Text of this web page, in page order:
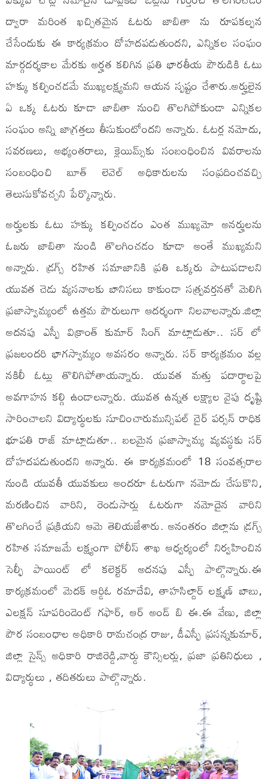
ద్వారా మరింత ఖచ్చితమైన ఓటరు జాబితా ను రూప‌క‌ల్ప‌న
చేసేందుకు ఈ కార్యక్రమం దోహదపడుతుందని, ఎన్నికల సంఘం
మార్గదర్శకాల మేరకు అర్హత కలిగిన ప్రతి భారతీయ పౌరుడికి ఓటు
హక్కు కల్పించడమే ముఖ్య‌ల‌క్ష్య‌మ‌ని ఆయ‌న స్పష్టం చేశారు.అర్హులైన
ఏ ఒక్క ఓటరు కూడా జాబితా నుంచి తొలగిపోకుండా ఎన్నికల
సంఘం అన్ని జాగ్రత్తలు తీసుకుంటోందని అన్నారు. ఓటర్ల నమోదు,
సవరణలు, అభ్యంతరాలు, క్లెయిమ్స్‌కు సంబంధించిన వివరాలను
సంబంధించి బూత్ లెవెల్ అధికారుల‌ను సంప్ర‌దించ‌వ‌చ్చి
తెలుసుకోవచ్చని పేర్కొన్నారు.
అర్హుల‌కు ఓటు హ‌క్కు క‌ల్పించ‌డం ఎంత ముఖ్య‌మో అన‌ర్హుల‌ను
ఓజ‌రు జాబితా నుండి తొల‌గించ‌డం కూడా అంతే ముఖ్య‌మ‌ని
అన్నారు. డ్రగ్స్ రహిత సమాజానికి ప్రతి ఒక్కరు పాటుపడాలని
యువత చెడు వ్యసనాలకు బానిసలు కాకుండా సత్ప్రవర్తనతో మెలిగి
ప్రజాస్వామ్యంలో ఉత్తమ పౌరులుగా ఆదర్శంగా నిలవాలన్నారు.జిల్లా
అదనపు ఎస్పీ విక్రాంత్ కుమార్ సింగ్ మాట్లాడుతూ.. సర్ లో
ప్రజలందరి భాగస్వామ్యం అవసరం అన్నారు. సర్ కార్యక్రమం వల్ల
నకిలీ ఓట్లు తొలిగిపోతాయన్నారు. యువత మత్తు పదార్థాలపై
అవగాహన కల్గి ఉండాలన్నారు. యువత ఉన్నత లక్ష్యాల వైపు దృష్టి
సారించాలని విద్యార్థులకు సూచించారుమున్సిపల్ చైర్ పర్సన్ రాధిక
భూపతి రాజ్ మాట్లాడుతూ.. బలమైన ప్రజాస్వామ్య వ్యవస్థకు సర్
దోహదపడుతుందని అన్నారు. ఈ కార్యక్రమంలో 18 సంవత్సరాల
నుండి యువతీ యువకులు అందరూ ఓటరుగా నమోదు చేసుకొని,
మరణించిన వారిని, రెండుసార్లు ఓటరుగా నమోదైన వారిని
తొలగించే ప్రక్రియని ఆమె తెలియజేశారు. అనంతరం జిల్లాను డ్రగ్స్
రహిత సమాజమే లక్ష్యంగా పోలీస్ శాఖ ఆధ్వర్యంలో నిర్వహించిన
సెల్ఫీ పాయింట్ లో కలెక్టర్ అదనపు ఎస్పీ పాల్గొన్నారు.ఈ
కార్యక్రమంలో మెదక్ ఆర్డిఓ రమాదేవి, తాహసిల్దార్ లక్ష్మణ్ బాబు,
ఎలక్షన్ సూపరిండెంట్ గఫార్, ఆర్ అండ్ బి ఈ.ఈ వేణు, జిల్లా
పౌర సంబంధాల అధికారి రామచంద్ర రాజు, డీఎస్పీ ప్రసన్నకుమార్,
జిల్లా సైన్స్ అధికారి రాజిరెడ్డి,వార్డు కౌన్సిలర్లు, ప్రజా ప్రతినిధులు ,
విద్యార్థులు , తదితరులు పాల్గొన్నారు.